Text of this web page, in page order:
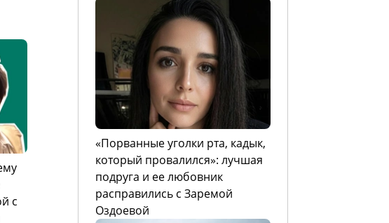
с
«Порванные уголки рта, кадык,
который провалился»: лучшая
подруга и ее любовник
расправились с Заремой
Оздоевой